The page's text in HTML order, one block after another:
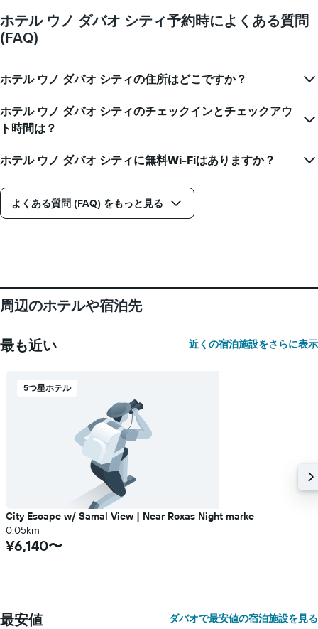
ホテル ウノ ダバオ シティ予約時によくある質問
(FAQ)
ホテル ウノ ダバオ シティの住所はどこですか？
ホテル ウノ ダバオ シティのチェックインとチェックアウ
ト時間は？
ホテル ウノ ダバオ シティに無料Wi-Fiはありますか？
よくある質問 (FAQ) をもっと見る
周辺のホテルや宿泊先
最も近い 近くの宿泊施設をさらに表示
5つ星ホテル
City Escape w/ Samal View | Near Roxas Night marke
0.05km
¥6,140〜
最安値 ダバオで最安値の宿泊施設を見る